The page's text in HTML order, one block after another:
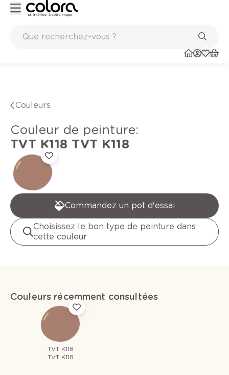
Couleurs
Couleur de peinture:
TVT K118 TVT K118
Commandez un pot d'essai
Choisissez le bon type de peinture dans
cette couleur
Couleurs récemment consultées
TVT K118
TVT K118